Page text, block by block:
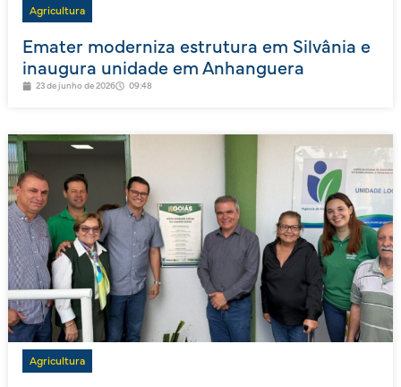
Agricultura
Emater moderniza estrutura em Silvânia e
inaugura unidade em Anhanguera
23 de junho de 2026 09:48
Agricultura